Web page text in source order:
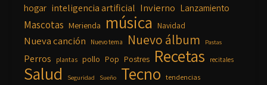
hogar inteligencia artificial Invierno Lanzamiento
Mascotas Merienda música Navidad
Nueva canción Nuevo tema Nuevo álbum Pastas
Perros plantas pollo Pop Postres Recetas recitales
Salud Seguridad Sueño Tecno tendencias